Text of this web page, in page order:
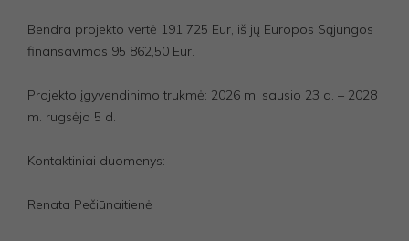
Bendra projekto vertė 191 725 Eur, iš jų Europos Sąjungos
finansavimas 95 862,50 Eur.
Projekto įgyvendinimo trukmė: 2026 m. sausio 23 d. – 2028
m. rugsėjo 5 d.
Kontaktiniai duomenys:
Renata Pečiūnaitienė